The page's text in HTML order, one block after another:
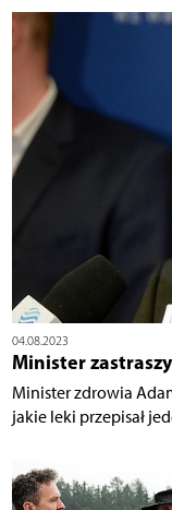
04.08.2023
Minister
Minister zdrowia
jakie leki przepisał